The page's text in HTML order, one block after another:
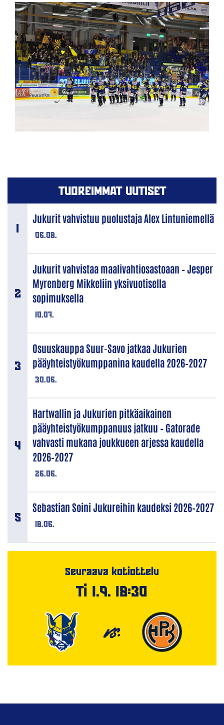
TUOREIMMAT UUTISET
06.08.
Jukurit vahvistuu puolustaja Alex Lintuniemellä
10.07.
Jukurit vahvistaa maalivahtiosastoaan – Jesper
Myrenberg Mikkeliin yksivuotisella
sopimuksella
30.06.
Osuuskauppa Suur-Savo jatkaa Jukurien
pääyhteistyökumppanina kaudella 2026–2027
26.06.
Hartwallin ja Jukurien pitkäaikainen
pääyhteistyökumppanuus jatkuu – Gatorade
vahvasti mukana joukkueen arjessa kaudella
2026–2027
18.06.
Sebastian Soini Jukureihin kaudeksi 2026–2027
Seuraava kotiottelu
Ti 1.9. 18:30
VS.